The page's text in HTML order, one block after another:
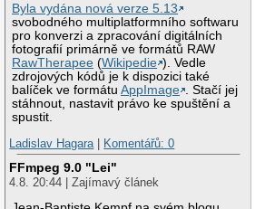
Byla vydána nová verze 5.13
svobodného multiplatformního softwaru
pro konverzi a zpracování digitálních
fotografií primárně ve formátů RAW
RawTherapee (Wikipedie ). Vedle
zdrojových kódů je k dispozici také
balíček ve formátuAppImage
. Stačí jej
stáhnout, nastavit právo ke spuštění a
spustit.
Ladislav Hagara| Komentářů: 0
FFmpeg 9.0 "Lei"
4.8. 20:44 | Zajímavý článek